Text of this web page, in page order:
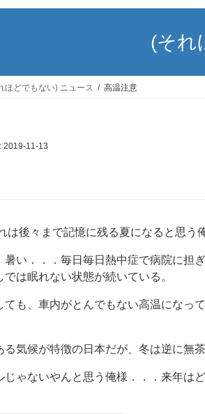
(それ
ほどでもない) ニュース 高温注意
2019-11-13
は後々まで記憶に残る夏になると思う
暑い．．．毎日毎日熱中症で病院に担
は眠れない状態が続いている。
ても、車内がとんでもない高温になっ
る気候が特徴の日本だが、冬は逆に無
ゃないやんと思う俺様．．．来年は